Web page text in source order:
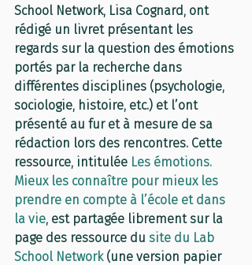
School Network, Lisa Cognard, ont
rédigé un livret présentant les
regards sur la question des émotions
portés par la recherche dans
différentes disciplines (psychologie,
sociologie, histoire, etc.) et l’ont
présenté au fur et à mesure de sa
rédaction lors des rencontres. Cette
ressource, intitulée Les émotions.
Mieux les connaître pour mieux les
prendre en compte à l’école et dans
la vie, est partagée librement sur la
page des ressource du site du Lab
School Network (une version papier